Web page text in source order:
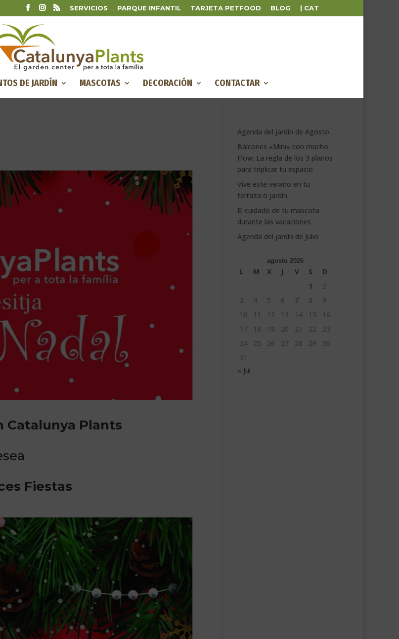
SERVICIOS PARQUE INFANTIL TARJETA PETFOOD BLOG | CAT
DE JARDÍN MASCOTAS DECORACIÓN CONTACTAR
Catalunya Plants
Fiestas
Agenda del jardín de Agosto
Balcones «Mini» con mucho
Flow: La regla de los 3 planos
para triplicar tu espacio
Vive este verano en tu
terraza o jardín
El cuidado de tu mascota
durante las vacaciones
Agenda del jardín de Julio
agosto 2026
L M X J V S
D
1
2
3
4 5 6 7 8
9
10
11 12 13 14 15
16
17
18 19 20 21 22
23
24
25 26 27 28 29
30
31
« Jul